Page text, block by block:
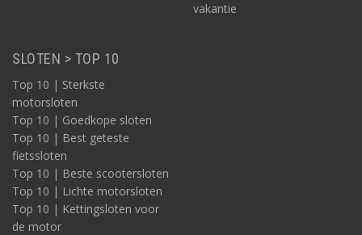
vakantie
SLOTEN > TOP 10
Top 10 | Sterkste
motorsloten
Top 10 | Goedkope sloten
Top 10 | Best geteste
fietssloten
Top 10 | Beste scootersloten
Top 10 | Lichte motorsloten
Top 10 | Kettingsloten voor
de motor